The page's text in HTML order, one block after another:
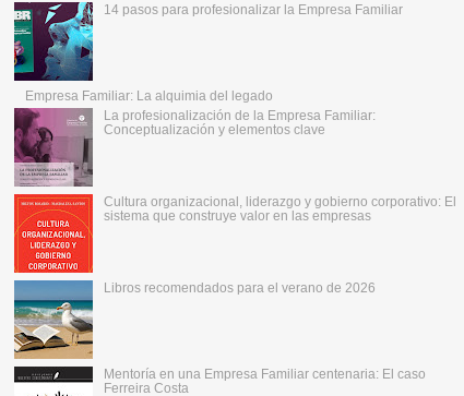
14 pasos para profesionalizar la Empresa Familiar
Empresa Familiar: La alquimia del legado
La profesionalización de la Empresa Familiar:
Conceptualización y elementos clave
Cultura organizacional, liderazgo y gobierno corporativo: El
sistema que construye valor en las empresas
Libros recomendados para el verano de 2026
Mentoría en una Empresa Familiar centenaria: El caso
Ferreira Costa